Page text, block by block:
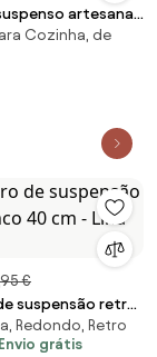
artesanal
Cozinha, de
€
suspensão retro
- Lina Ball 40
Redondo, Retro
Envio grátis